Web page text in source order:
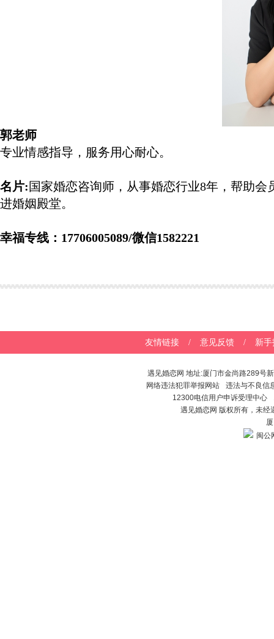
郭老师
专业情感指导，服务用心耐心。
名片: 国家婚恋咨询师，从事婚恋行业8年，帮助
进婚姻殿堂。
幸福专线：17706005089/微信1582221
友情链接 / 意见反馈 / 新
遇见婚恋网 地址:厦门市金尚路289号
网络违法犯罪举报网站
违法与不良信
12300电信用户申诉受理中心
遇见婚恋网 版权所有，未
闽公